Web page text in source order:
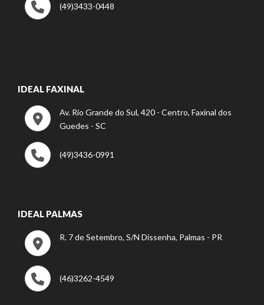
(49)3433-0448
IDEAL FAXINAL
Av. Rio Grande do Sul, 420 - Centro, Faxinal dos
Guedes - SC
(49)3436-0991
IDEAL PALMAS
R. 7 de Setembro, S/N Dissenha, Palmas - PR
(46)3262-4549